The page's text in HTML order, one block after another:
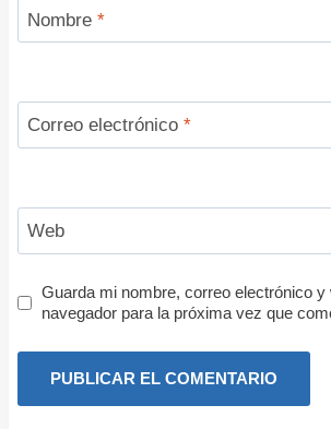
Nombre *
Correo electrónico *
Web
Guarda mi nombre, correo electrónico y
navegador para la próxima vez que